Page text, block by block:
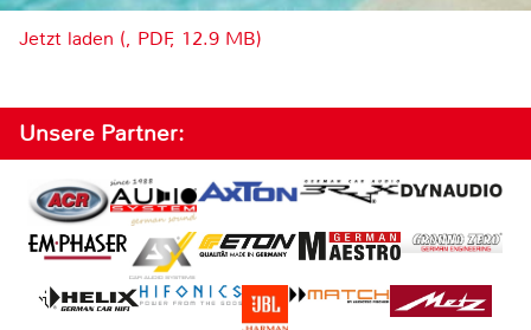
Jetzt laden (, PDF, 12.9 MB)
Unsere Partner: